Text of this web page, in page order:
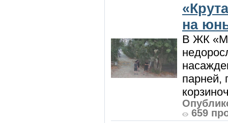
на
В ЖК
парней,
659